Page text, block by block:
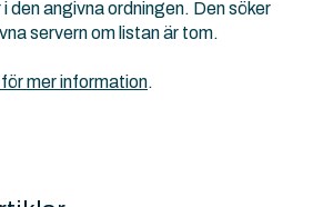
den angivna ordningen. Den söker
servern om listan är tom.
mer information.